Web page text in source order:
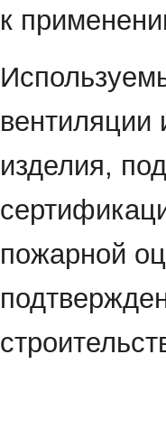
к
вентиляции
изделия,
пожарной